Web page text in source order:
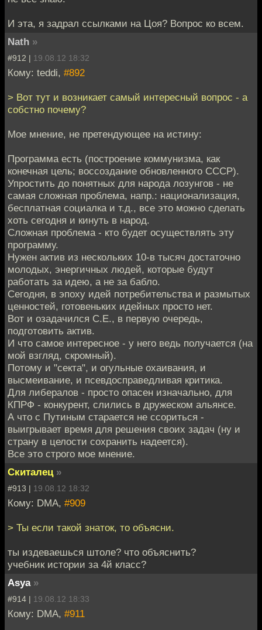
И эта, я задрал ссылками на Цоя? Вопрос ко всем.
Nath »
#912 | 19.08.12 18:32
Кому: teddi, #892
> Вот тут и возникает самый интересный вопрос - а
собстно почему?
Мое мнение, не претендующее на истину:
Программа есть (построение коммунизма, как
конечная цель; воссоздание обновленного СССР).
Упростить до понятных для народа лозунгов - не
самая сложная проблема, напр.: национализация,
бесплатная социалка и т.д., все это можно сделать
хоть сегодня и кинуть в народ.
Сложная проблема - кто будет осуществлять эту
программу.
Нужен актив из нескольких 10-в тысяч достаточно
молодых, энергичных людей, которые будут
работать за идею, а не за бабло.
Сегодня, в эпоху идей потребительства и размытых
ценностей, готовеньких идейных просто нет.
Вот и озадачился С.Е., в первую очередь,
подготовить актив.
И что самое интересное - у него ведь получается (на
мой взгляд, скромный).
Потому и "секта", и огульные охаивания, и
высмеивание, и псевдосправедливая критика.
Для либералов - просто опасен изначально, для
КПРФ - конкурент, слились в дружеском альянсе.
А что с Путиным старается не ссориться -
выигрывает время для решения своих задач (ну и
страну в целости сохранить надеется).
Все это строго мое мнение.
Скиталец »
#913 | 19.08.12 18:32
Кому: DMA, #909
> Ты если такой знаток, то объясни.
ты издеваешься штоле? что объяснить?
учебник истории за 4й класс?
Asya »
#914 | 19.08.12 18:33
Кому: DMA, #911